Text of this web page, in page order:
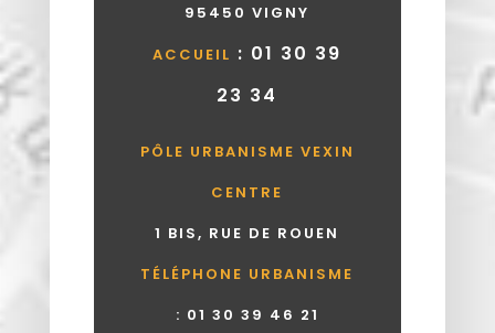
95450 VIGNY
ACCUEIL : 01 30 39
23 34
PÔLE URBANISME VEXIN
CENTRE
1 BIS, RUE DE ROUEN
TÉLÉPHONE URBANISME
: 01 30 39 46 21